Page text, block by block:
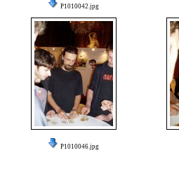
P1010042.jpg
P1010046.jpg